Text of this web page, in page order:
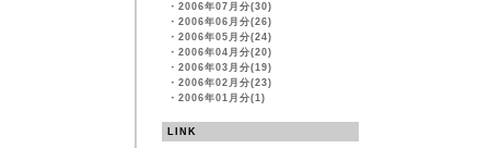
・ 2006年07月分(30)
・ 2006年06月分(26)
・ 2006年05月分(24)
・ 2006年04月分(20)
・ 2006年03月分(19)
・ 2006年02月分(23)
・ 2006年01月分(1)
LINK